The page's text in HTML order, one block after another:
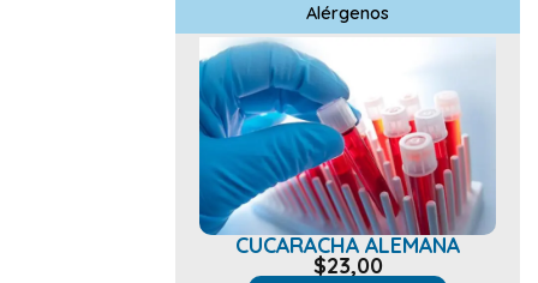
Alérgenos
CUCARACHA ALEMANA
$23,00